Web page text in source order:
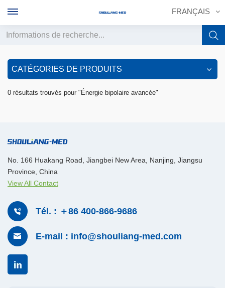
FRANÇAIS
English
français
CATÉGORIES DE PRODUITS
0 résultats trouvés pour "Énergie bipolaire avancée"
No. 166 Huakang Road, Jiangbei New Area, Nanjing, Jiangsu
Province, China
View All Contact
Tél. : ＋86 400-866-9686
E-mail : info@shouliang-med.com